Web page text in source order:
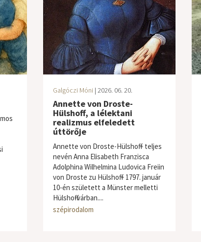
Galgóczi Móni | 2026. 06. 20.
Annette von Droste-
Hülshoff, a lélektani
realizmus elfeledett
úttörője
Annette von Droste-Hülshoff – teljes
nevén Anna Elisabeth Franzisca
Adolphina Wilhelmina Ludovica Freiin
von Droste zu Hülshoff – 1797. január
10-én született a Münster melletti
Hülshoff-várban....
szépirodalom